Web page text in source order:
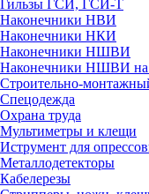
Гильзы ГСИ, ГСИ-Т
Наконечники НВИ
Наконечники НКИ
Наконечники НШВИ
Наконечники НШВИ на
Строительно-
Спецодежда
Охрана труда
Мультиметры и клещи
Иструмент для
Металлодетекторы
Кабелерезы